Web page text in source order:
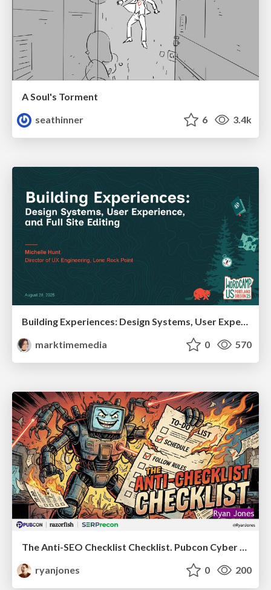
A Soul's Torment
seathinner
6 3.4k
Building Experiences: Design Systems, User Experience, and Full Site Editing
marktimemedia
0 570
The Anti-SEO Checklist Checklist. Pubcon Cyber Week
ryanjones
0 200